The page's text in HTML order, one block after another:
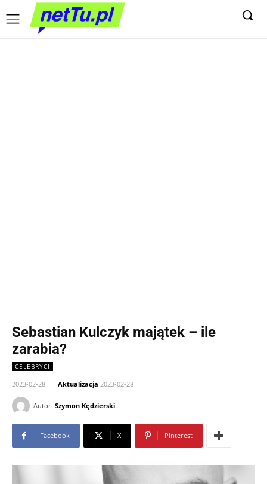
Sebastian Kulczyk majątek – ile
zarabia?
CELEBRYCI
2023-02-28 Aktualizacja 2023-02-28
Autor: Szymon Kędzierski
Facebook X Pinterest